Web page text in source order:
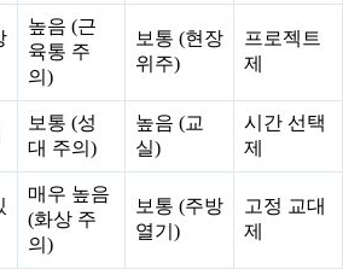
높음 (근
육통 주
의)
보통 (현장
위주)
프로젝트
제
보통 (성
대 주의)
높음 (교
실)
시간 선택
제
매우 높음
(화상 주
의)
보통 (주방
열기)
고정 교대
제